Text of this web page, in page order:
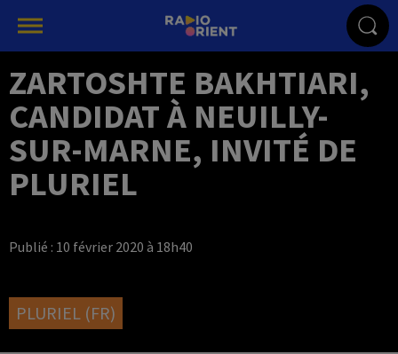
ZARTOSHTE BAKHTIARI,
CANDIDAT À NEUILLY-
SUR-MARNE, INVITÉ DE
PLURIEL
Publié : 10 février 2020 à 18h40
PLURIEL (FR)